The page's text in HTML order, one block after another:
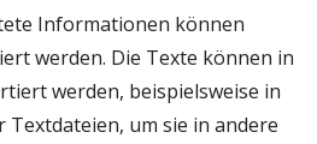
Informationen können
werden. Die Texte können in
werden, beispielsweise in
um sie in andere